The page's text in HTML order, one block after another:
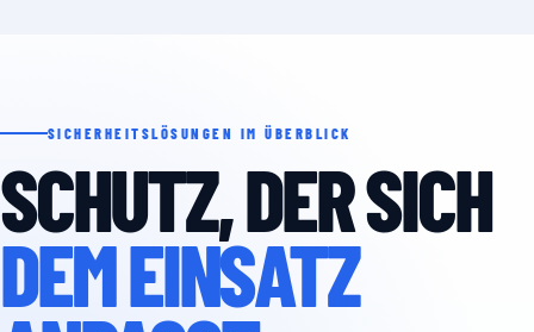
SICHERHEITSLÖSUNGEN IM ÜBERBLICK
SCHUTZ, DER SICH
DEM EINSATZ